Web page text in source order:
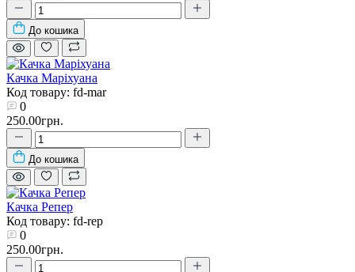
До кошика
Качка Маріхуана
Код товару: fd-mar
0
250.00грн.
До кошика
Качка Репер
Код товару: fd-rep
0
250.00грн.